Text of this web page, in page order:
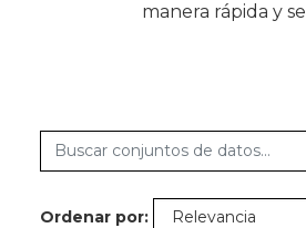
manera rápida y
Ordenar por